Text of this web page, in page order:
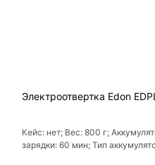
Электроотвертка Edon
Кейс: нет; Вес: 800 г;
зарядки: 60 мин; Тип